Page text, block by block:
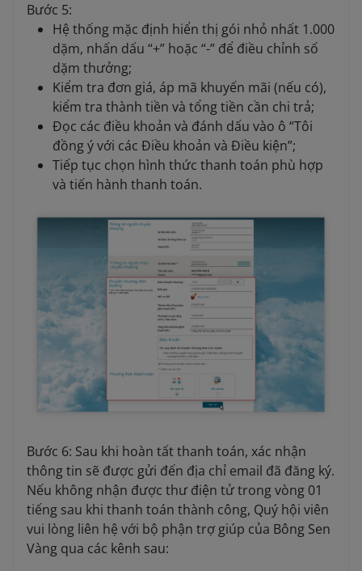
Bước 5:
Hệ thống mặc định hiển thị gói nhỏ nhất 1.000
dặm, nhấn dấu “+” hoặc “-” để điều chỉnh số
dặm thưởng;
Kiểm tra đơn giá, áp mã khuyến mãi (nếu có),
kiểm tra thành tiền và tổng tiền cần chi trả;
Đọc các điều khoản và đánh dấu vào ô “Tôi
đồng ý với các Điều khoản và Điều kiện”;
Tiếp tục chọn hình thức thanh toán phù hợp
và tiến hành thanh toán.
Bước 6: Sau khi hoàn tất thanh toán, xác nhận
thông tin sẽ được gửi đến địa chỉ email đã đăng ký.
Nếu không nhận được thư điện tử trong vòng 01
tiếng sau khi thanh toán thành công, Quý hội viên
vui lòng liên hệ với bộ phận trợ giúp của Bông Sen
Vàng qua các kênh sau: